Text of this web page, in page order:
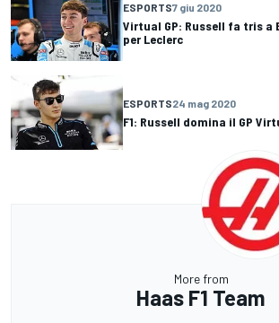
ESPORTS7 giu 2020
Virtual GP: Russell fa tris a
per Leclerc
ESPORTS24 mag 2020
F1: Russell domina il GP
More from
Haas F1 Team